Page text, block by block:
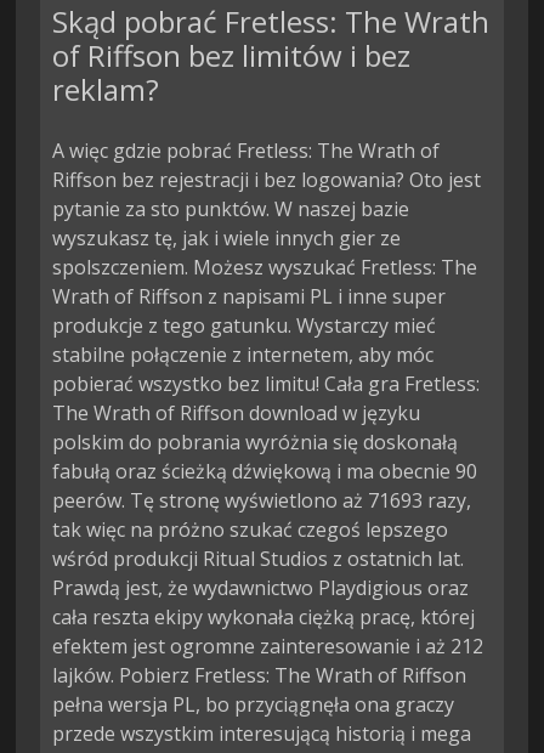
Skąd pobrać Fretless: The Wrath
of Riffson bez limitów i bez
reklam?
A więc gdzie pobrać Fretless: The Wrath of
Riffson bez rejestracji i bez logowania? Oto jest
pytanie za sto punktów. W naszej bazie
wyszukasz tę, jak i wiele innych gier ze
spolszczeniem. Możesz wyszukać Fretless: The
Wrath of Riffson z napisami PL i inne super
produkcje z tego gatunku. Wystarczy mieć
stabilne połączenie z internetem, aby móc
pobierać wszystko bez limitu! Cała gra Fretless:
The Wrath of Riffson download w języku
polskim do pobrania wyróżnia się doskonałą
fabułą oraz ścieżką dźwiękową i ma obecnie 90
peerów. Tę stronę wyświetlono aż 71693 razy,
tak więc na próżno szukać czegoś lepszego
wśród produkcji Ritual Studios z ostatnich lat.
Prawdą jest, że wydawnictwo Playdigious oraz
cała reszta ekipy wykonała ciężką pracę, której
efektem jest ogromne zainteresowanie i aż 212
lajków. Pobierz Fretless: The Wrath of Riffson
pełna wersja PL, bo przyciągnęła ona graczy
przede wszystkim interesującą historią i mega